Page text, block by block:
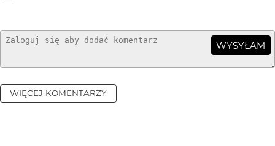
WYSYŁAM
WIĘCEJ KOMENTARZY